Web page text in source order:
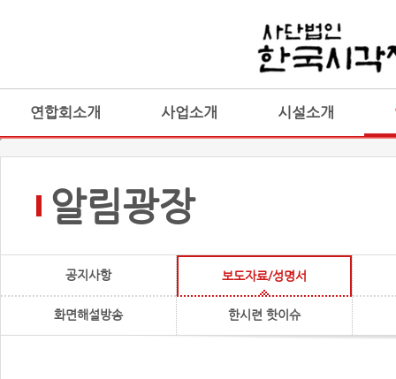
연합회소개 사업소개 시설소개
알림광장
공지사항 보도자료/성명서
화면해설방송 한시련 핫이슈